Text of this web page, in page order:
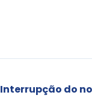
Interrupção do